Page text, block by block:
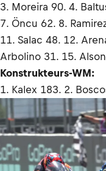
3. Moreira 90. 4.
7. Öncu 62. 8.
11. Salac 48. 12.
Arbolino 31. 15.
Konstrukteurs-WM:
1. Kalex 183. 2.